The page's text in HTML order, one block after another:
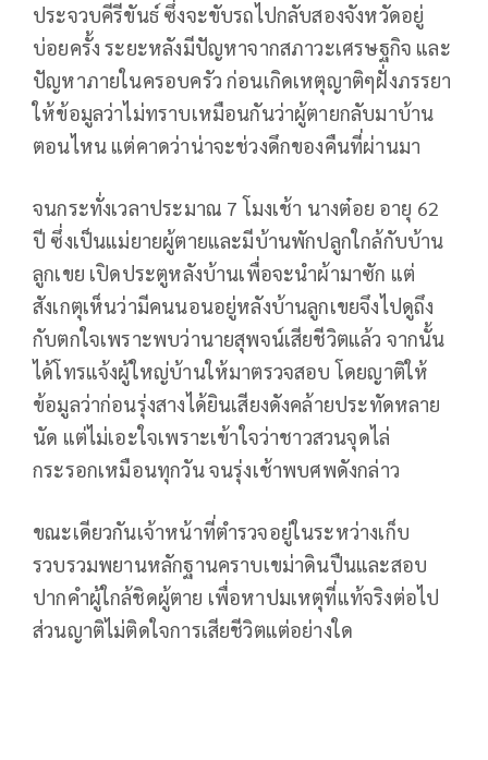
ประจวบคีรีขันธ์ ซึ่งจะขับรถไปกลับสองจังหวัดอยู่
บ่อยครั้ง ระยะหลังมีปัญหาจากสภาวะเศรษฐกิจ และ
ปัญหาภายในครอบครัว ก่อนเกิดเหตุญาติๆฝั่งภรรยา
ให้ข้อมูลว่าไม่ทราบเหมือนกันว่าผู้ตายกลับมาบ้าน
ตอนไหน แต่คาดว่าน่าจะช่วงดึกของคืนที่ผ่านมา
จนกระทั่งเวลาประมาณ 7 โมงเช้า นางต๋อย อายุ 62
ปี ซึ่งเป็นแม่ยายผู้ตายและมีบ้านพักปลูกใกล้กับบ้าน
ลูกเขย เปิดประตูหลังบ้านเพื่อจะนำผ้ามาซัก แต่
สังเกตุเห็นว่ามีคนนอนอยู่หลังบ้านลูกเขยจึงไปดูถึง
กับตกใจเพราะพบว่านายสุพจน์เสียชีวิตแล้ว จากนั้น
ได้โทรแจ้งผู้ใหญ่บ้านให้มาตรวจสอบ โดยญาติให้
ข้อมูลว่าก่อนรุ่งสางได้ยินเสียงดังคล้ายประทัดหลาย
นัด แต่ไม่เอะใจเพราะเข้าใจว่าชาวสวนจุดไล่
กระรอกเหมือนทุกวัน จนรุ่งเช้าพบศพดังกล่าว
ขณะเดียวกันเจ้าหน้าที่ตำรวจอยู่ในระหว่างเก็บ
รวบรวมพยานหลักฐานคราบเขม่าดินปืนและสอบ
ปากคำผู้ใกล้ชิดผู้ตาย เพื่อหาปมเหตุที่แท้จริงต่อไป
ส่วนญาติไม่ติดใจการเสียชีวิตแต่อย่างใด